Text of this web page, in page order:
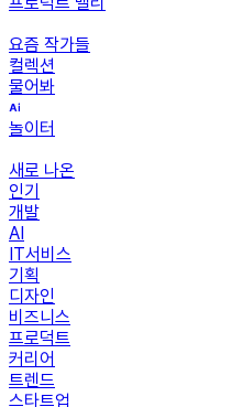
요즘 작가들
컬렉션
물어봐
놀이터
새로 나온
인기
개발
AI
IT서비스
기획
디자인
비즈니스
프로덕트
커리어
트렌드
스타트업